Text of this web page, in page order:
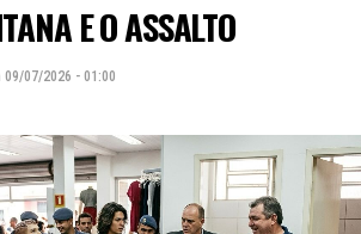
E O ASSALTO
09/07/2026 - 01:00